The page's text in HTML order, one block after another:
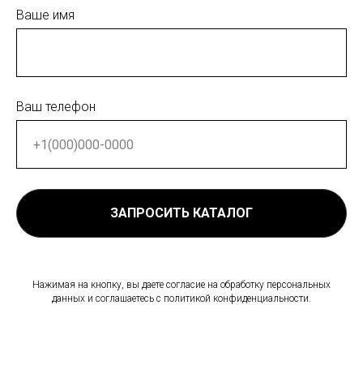
Ваше имя
Ваш телефон
ЗАПРОСИТЬ КАТАЛОГ
Нажимая на кнопку, вы даете согласие на обработку персональных
данных и соглашаетесь c политикой конфиденциальности.